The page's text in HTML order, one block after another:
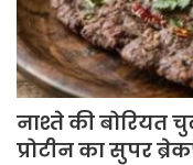
नाश्ते की बोरियत
प्रोटीन का सुपर